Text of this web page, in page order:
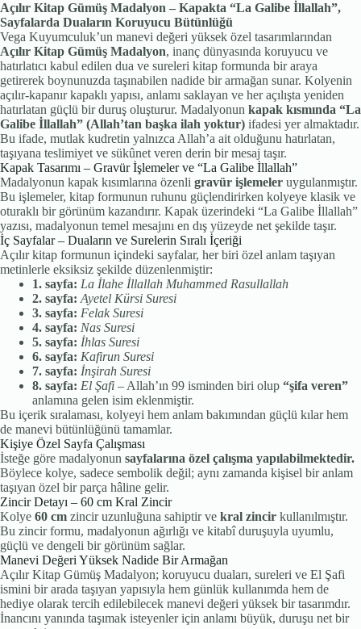
Açılır Kitap Gümüş Madalyon – Kapakta “La Galibe İllallah”,
Sayfalarda Duaların Koruyucu Bütünlüğü
Vega Kuyumculuk’un manevi değeri yüksek özel tasarımlarından
Açılır Kitap Gümüş Madalyon, inanç dünyasında koruyucu ve
hatırlatıcı kabul edilen dua ve sureleri kitap formunda bir araya
getirerek boynunuzda taşınabilen nadide bir armağan sunar. Kolyenin
açılır-kapanır kapaklı yapısı, anlamı saklayan ve her açılışta yeniden
hatırlatan güçlü bir duruş oluşturur. Madalyonun kapak kısmında “La
Galibe İllallah” (Allah’tan başka ilah yoktur) ifadesi yer almaktadır.
Bu ifade, mutlak kudretin yalnızca Allah’a ait olduğunu hatırlatan,
taşıyana teslimiyet ve sükûnet veren derin bir mesaj taşır.
Kapak Tasarımı – Gravür İşlemeler ve “La Galibe İllallah”
Madalyonun kapak kısımlarına özenli gravür işlemeler uygulanmıştır.
Bu işlemeler, kitap formunun ruhunu güçlendirirken kolyeye klasik ve
oturaklı bir görünüm kazandırır. Kapak üzerindeki “La Galibe İllallah”
yazısı, madalyonun temel mesajını en dış yüzeyde net şekilde taşır.
İç Sayfalar – Duaların ve Surelerin Sıralı İçeriği
Açılır kitap formunun içindeki sayfalar, her biri özel anlam taşıyan
metinlerle eksiksiz şekilde düzenlenmiştir:
1. sayfa: La İlahe İllallah Muhammed Rasullallah
2. sayfa: Ayetel Kürsi Suresi
3. sayfa: Felak Suresi
4. sayfa: Nas Suresi
5. sayfa: İhlas Suresi
6. sayfa: Kafirun Suresi
7. sayfa: İnşirah Suresi
8. sayfa: El Şafi – Allah’ın 99 isminden biri olup “şifa veren”
anlamına gelen isim eklenmiştir.
Bu içerik sıralaması, kolyeyi hem anlam bakımından güçlü kılar hem
de manevi bütünlüğünü tamamlar.
Kişiye Özel Sayfa Çalışması
İsteğe göre madalyonun sayfalarına özel çalışma yapılabilmektedir.
Böylece kolye, sadece sembolik değil; aynı zamanda kişisel bir anlam
taşıyan özel bir parça hâline gelir.
Zincir Detayı – 60 cm Kral Zincir
Kolye 60 cm zincir uzunluğuna sahiptir ve kral zincir kullanılmıştır.
Bu zincir formu, madalyonun ağırlığı ve kitabî duruşuyla uyumlu,
güçlü ve dengeli bir görünüm sağlar.
Manevi Değeri Yüksek Nadide Bir Armağan
Açılır Kitap Gümüş Madalyon; koruyucu duaları, sureleri ve El Şafi
ismini bir arada taşıyan yapısıyla hem günlük kullanımda hem de
hediye olarak tercih edilebilecek manevi değeri yüksek bir tasarımdır.
İnancını yanında taşımak isteyenler için anlamı büyük, duruşu net bir